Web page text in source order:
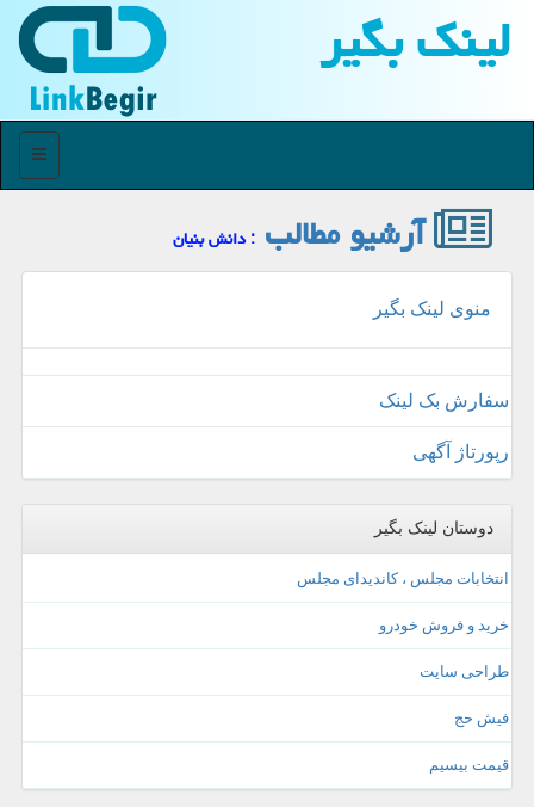
لینك بگیر
منو
آرشیو مطالب : دانش بنیان
منوی لینک بگیر
سفارش بک لینک
رپورتاژ آگهی
دوستان لینک بگیر
انتخابات مجلس ، کاندیدای مجلس
خرید و فروش خودرو
طراحی سایت
فیش حج
قیمت بیسیم